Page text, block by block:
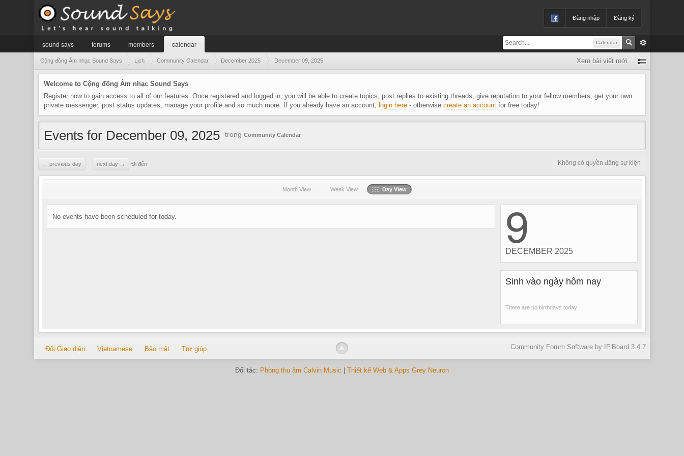
Đăng nhập Đăng ký
Calendar
sound says forums members calendar
Cộng đồng Âm nhạc Sound Says Lịch Community Calendar December 2025 December 09, 2025 Xem bài viết mới
Welcome to Cộng đồng Âm nhạc Sound Says
Register now to gain access to all of our features. Once registered and logged in, you will be able to create topics, post replies to existing threads, give reputation to your fellow members, get your own
private messenger, post status updates, manage your profile and so much more. If you already have an account, login here - otherwisecreate an account for free today!
Events for December 09, 2025 trongCommunity Calendar
← previous day next day → Đi đến Không có quyền đăng sự kiện
Month View Week View Day View
No events have been scheduled for today. 9
DECEMBER 2025
Sinh vào ngày hôm nay
There are no birthdays today
Community Forum Software by IP.Board 3.4.7
Đổi Giao diện Vietnamese Bảo mật Trợ giúp
Đối tác: Phòng thu âm Calvin Music Thiết kế Web & Apps Grey Neuron